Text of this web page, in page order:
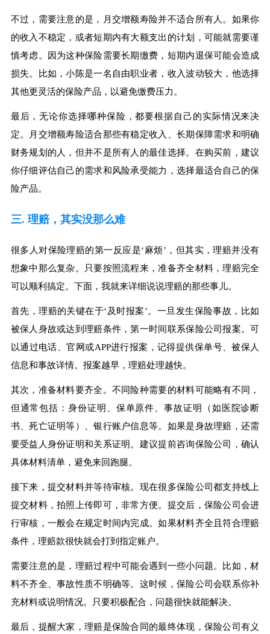
不过，需要注意的是，月交增额寿险并不适合所有人。如果你
的收入不稳定，或者短期内有大额支出的计划，可能就需要谨
慎考虑。因为这种保险需要长期缴费，短期内退保可能会造成
损失。比如，小陈是一名自由职业者，收入波动较大，他选择
其他更灵活的保险产品，以避免缴费压力。
最后，无论你选择哪种保险，都要根据自己的实际情况来决
定。月交增额寿险适合那些有稳定收入、长期保障需求和明确
财务规划的人，但并不是所有人的最佳选择。在购买前，建议
你仔细评估自己的需求和风险承受能力，选择最适合自己的保
险产品。
三. 理赔，其实没那么难
很多人对保险理赔的第一反应是‘麻烦’，但其实，理赔并没有
想象中那么复杂。只要按照流程来，准备齐全材料，理赔完全
可以顺利搞定。下面，我就来详细说说理赔的那些事儿。
首先，理赔的关键在于‘及时报案’。一旦发生保险事故，比如
被保人身故或达到理赔条件，第一时间联系保险公司报案。可
以通过电话、官网或APP进行报案，记得提供保单号、被保人
信息和事故详情。报案越早，理赔处理越快。
其次，准备材料要齐全。不同险种需要的材料可能略有不同，
但通常包括：身份证明、保单原件、事故证明（如医院诊断
书、死亡证明等）、银行账户信息等。如果是身故理赔，还需
要受益人身份证明和关系证明。建议提前咨询保险公司，确认
具体材料清单，避免来回跑腿。
接下来，提交材料并等待审核。现在很多保险公司都支持线上
提交材料，拍照上传即可，非常方便。提交后，保险公司会进
行审核，一般会在规定时间内完成。如果材料齐全且符合理赔
条件，理赔款很快就会打到指定账户。
需要注意的是，理赔过程中可能会遇到一些小问题。比如，材
料不齐全、事故性质不明确等。这时候，保险公司会联系你补
充材料或说明情况。只要积极配合，问题很快就能解决。
最后，提醒大家，理赔是保险合同的最终体现，保险公司有义